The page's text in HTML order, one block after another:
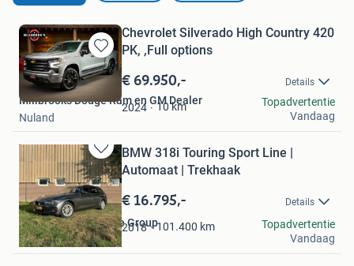
Bewaren
in
Mijn
Favorieten
Chevrolet Silverado High Country 420
PK, ,Full options
€ 69.950,- Details
2024 10 km
Millbrooks Dodge Ram en GM Dealer
Nuland
Topadvertentie
Vandaag
Bewaren
in
Mijn
Favorieten
BMW 318i Touring Sport Line |
Automaat | Trekhaak
€ 16.795,- Details
2018 101.400 km
De Boom Automotive Group
Alblasserdam
Topadvertentie
Vandaag